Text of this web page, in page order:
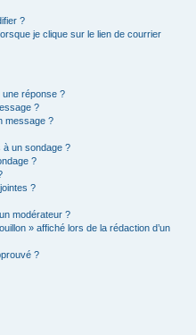
?
je clique sur le lien de courrier
une réponse ?
?
message ?
à un sondage ?
?
?
modérateur ?
» affiché lors de la rédaction d’un
?